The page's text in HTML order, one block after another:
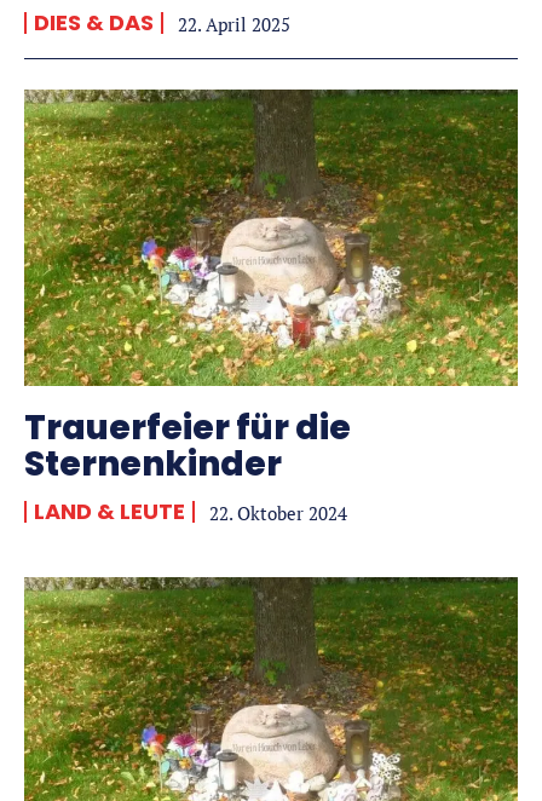
DIES & DAS 22. April 2025
Trauerfeier für die
Sternenkinder
LAND & LEUTE 22. Oktober 2024